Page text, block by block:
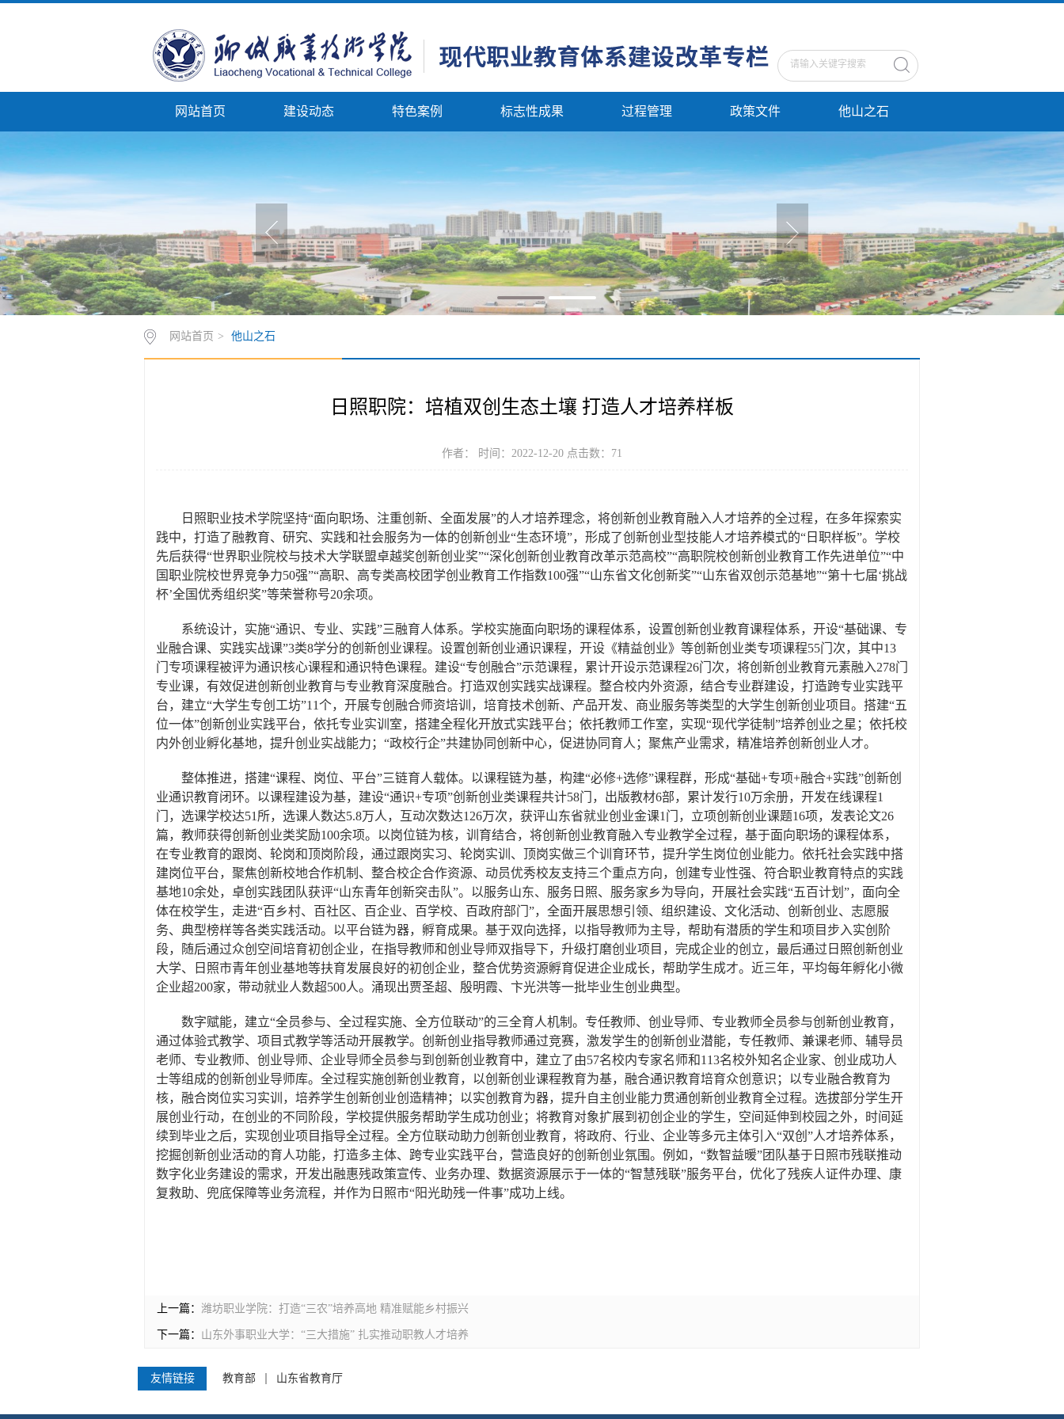
网站首页 建设动态 特色案例 标志性成果 过程管理 政策文件 他山之石
网站首页 > 他山之石
日照职院：培植双创生态土壤 打造人才培养样板
作者： 时间：2022-12-20 点击数： 71
日照职业技术学院坚持“面向职场、注重创新、全面发展”的人才培养理念，将创新创业教育融入人才培养的全过程，在多年探索实
践中，打造了融教育、研究、实践和社会服务为一体的创新创业“生态环境”，形成了创新创业型技能人才培养模式的“日职样板”。学校
先后获得“世界职业院校与技术大学联盟卓越奖创新创业奖”“深化创新创业教育改革示范高校”“高职院校创新创业教育工作先进单位”“中
国职业院校世界竞争力50强”“高职、高专类高校团学创业教育工作指数100强”“山东省文化创新奖”“山东省双创示范基地”“第十七届‘挑战
杯’全国优秀组织奖”等荣誉称号20余项。
系统设计，实施“通识、专业、实践”三融育人体系。学校实施面向职场的课程体系，设置创新创业教育课程体系，开设“基础课、专
业融合课、实践实战课”3类8学分的创新创业课程。设置创新创业通识课程，开设《精益创业》等创新创业类专项课程55门次，其中13
门专项课程被评为通识核心课程和通识特色课程。建设“专创融合”示范课程，累计开设示范课程26门次，将创新创业教育元素融入278门
专业课，有效促进创新创业教育与专业教育深度融合。打造双创实践实战课程。整合校内外资源，结合专业群建设，打造跨专业实践平
台，建立“大学生专创工坊”11个，开展专创融合师资培训，培育技术创新、产品开发、商业服务等类型的大学生创新创业项目。搭建“五
位一体”创新创业实践平台，依托专业实训室，搭建全程化开放式实践平台；依托教师工作室，实现“现代学徒制”培养创业之星；依托校
内外创业孵化基地，提升创业实战能力；“政校行企”共建协同创新中心，促进协同育人；聚焦产业需求，精准培养创新创业人才。
整体推进，搭建“课程、岗位、平台”三链育人载体。以课程链为基，构建“必修+选修”课程群，形成“基础+专项+融合+实践”创新创
业通识教育闭环。以课程建设为基，建设“通识+专项”创新创业类课程共计58门，出版教材6部，累计发行10万余册，开发在线课程1
门，选课学校达51所，选课人数达5.8万人，互动次数达126万次，获评山东省就业创业金课1门，立项创新创业课题16项，发表论文26
篇，教师获得创新创业类奖励100余项。以岗位链为核，训育结合，将创新创业教育融入专业教学全过程，基于面向职场的课程体系，
在专业教育的跟岗、轮岗和顶岗阶段，通过跟岗实习、轮岗实训、顶岗实做三个训育环节，提升学生岗位创业能力。依托社会实践中搭
建岗位平台，聚焦创新校地合作机制、整合校企合作资源、动员优秀校友支持三个重点方向，创建专业性强、符合职业教育特点的实践
基地10余处，卓创实践团队获评“山东青年创新突击队”。以服务山东、服务日照、服务家乡为导向，开展社会实践“五百计划”，面向全
体在校学生，走进“百乡村、百社区、百企业、百学校、百政府部门”，全面开展思想引领、组织建设、文化活动、创新创业、志愿服
务、典型榜样等各类实践活动。以平台链为器，孵育成果。基于双向选择，以指导教师为主导，帮助有潜质的学生和项目步入实创阶
段，随后通过众创空间培育初创企业，在指导教师和创业导师双指导下，升级打磨创业项目，完成企业的创立，最后通过日照创新创业
大学、日照市青年创业基地等扶育发展良好的初创企业，整合优势资源孵育促进企业成长，帮助学生成才。近三年，平均每年孵化小微
企业超200家，带动就业人数超500人。涌现出贾圣超、殷明霞、卞光洪等一批毕业生创业典型。
数字赋能，建立“全员参与、全过程实施、全方位联动”的三全育人机制。专任教师、创业导师、专业教师全员参与创新创业教育，
通过体验式教学、项目式教学等活动开展教学。创新创业指导教师通过竞赛，激发学生的创新创业潜能，专任教师、兼课老师、辅导员
老师、专业教师、创业导师、企业导师全员参与到创新创业教育中，建立了由57名校内专家名师和113名校外知名企业家、创业成功人
士等组成的创新创业导师库。全过程实施创新创业教育，以创新创业课程教育为基，融合通识教育培育众创意识；以专业融合教育为
核，融合岗位实习实训，培养学生创新创业创造精神；以实创教育为器，提升自主创业能力贯通创新创业教育全过程。选拔部分学生开
展创业行动，在创业的不同阶段，学校提供服务帮助学生成功创业；将教育对象扩展到初创企业的学生，空间延伸到校园之外，时间延
续到毕业之后，实现创业项目指导全过程。全方位联动助力创新创业教育，将政府、行业、企业等多元主体引入“双创”人才培养体系，
挖掘创新创业活动的育人功能，打造多主体、跨专业实践平台，营造良好的创新创业氛围。例如，“数智益暖”团队基于日照市残联推动
数字化业务建设的需求，开发出融惠残政策宣传、业务办理、数据资源展示于一体的“智慧残联”服务平台，优化了残疾人证件办理、康
复救助、兜底保障等业务流程，并作为日照市“阳光助残一件事”成功上线。
上一篇： 潍坊职业学院：打造“三农”培养高地 精准赋能乡村振兴
下一篇： 山东外事职业大学：“三大措施” 扎实推动职教人才培养
友情链接 教育部 山东省教育厅